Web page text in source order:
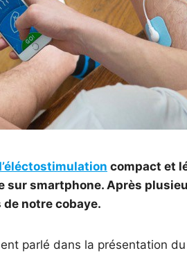
compact et
sur smartphone. Après
de notre cobaye.
parlé dans la présentation du